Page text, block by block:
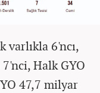
varlıkla 6'ncı,
Halk GYO
47,7 milyar